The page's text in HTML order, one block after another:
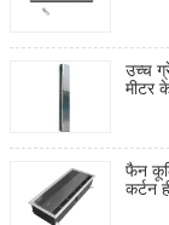
उच्च
मीटर
फैन
कर्टन